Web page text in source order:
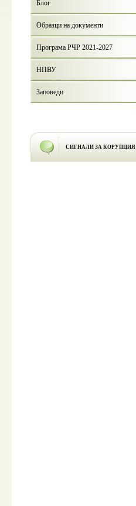
Блог
Образци на документи
Програма РЧР 2021-2027
НПВУ
Заповеди
СИГНАЛИ ЗА КОРУПЦИЯ